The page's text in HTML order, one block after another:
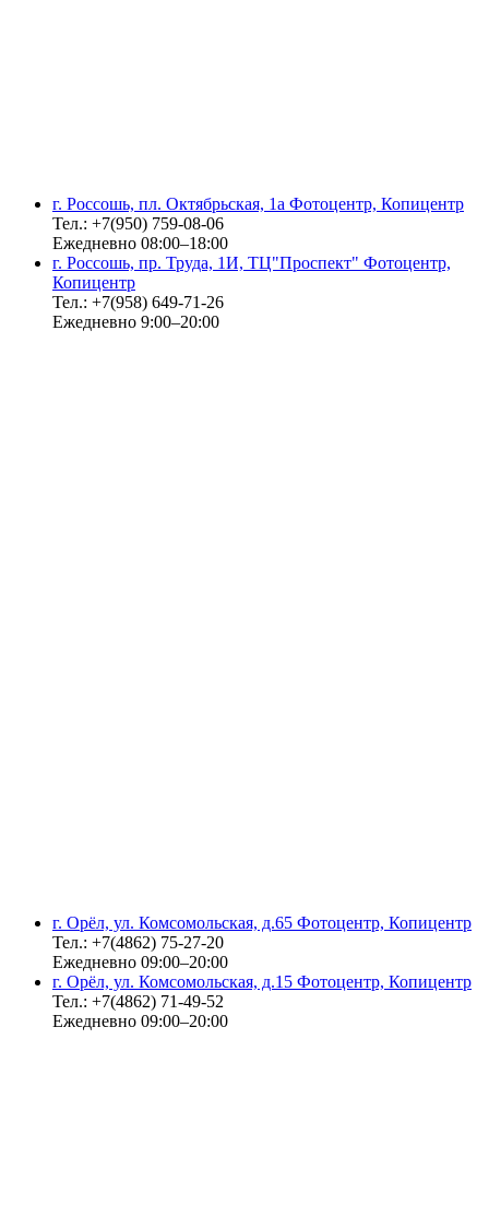
г. Россошь, пл. Октябрьская, 1а Фотоцентр, Копицентр
Тел.: +7(950) 759-08-06
Ежедневно 08:00–18:00
г. Россошь, пр. Труда, 1И, ТЦ"Проспект" Фотоцентр,
Копицентр
Тел.: +7(958) 649-71-26
Ежедневно 9:00–20:00
г. Орёл, ул. Комсомольская, д.65 Фотоцентр, Копицентр
Тел.: +7(4862) 75-27-20
Ежедневно 09:00–20:00
г. Орёл, ул. Комсомольская, д.15 Фотоцентр, Копицентр
Тел.: +7(4862) 71-49-52
Ежедневно 09:00–20:00